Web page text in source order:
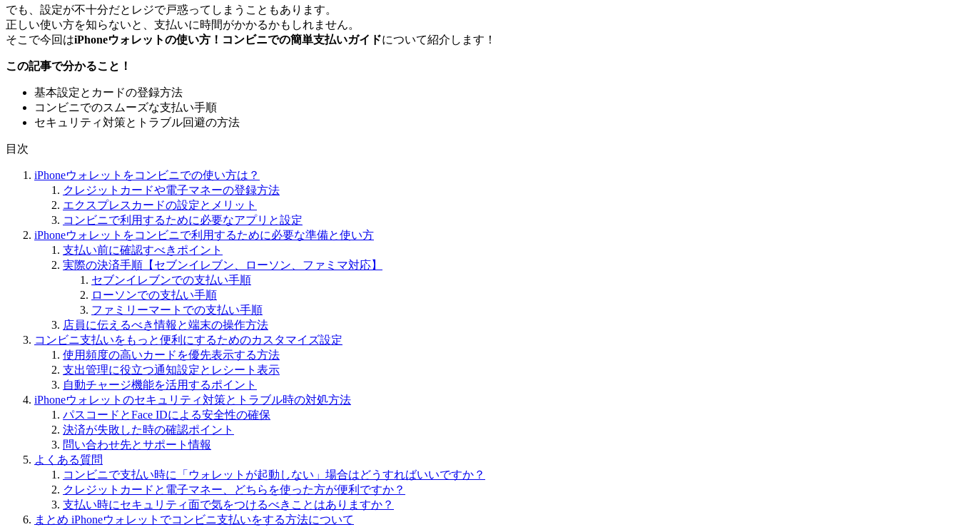
でも、設定が不十分だとレジで戸惑ってしまうこともあります。
正しい使い方を知らないと、支払いに時間がかかるかもしれません。
そこで今回はiPhoneウォレットの使い方！コンビニでの簡単支払いガイドについて紹介します！
この記事で分かること！
基本設定とカードの登録方法
コンビニでのスムーズな支払い手順
セキュリティ対策とトラブル回避の方法
目次
iPhoneウォレットをコンビニでの使い方は？
クレジットカードや電子マネーの登録方法
エクスプレスカードの設定とメリット
コンビニで利用するために必要なアプリと設定
iPhoneウォレットをコンビニで利用するために必要な準備と使い方
支払い前に確認すべきポイント
実際の決済手順【セブンイレブン、ローソン、ファミマ対応】
セブンイレブンでの支払い手順
ローソンでの支払い手順
ファミリーマートでの支払い手順
店員に伝えるべき情報と端末の操作方法
コンビニ支払いをもっと便利にするためのカスタマイズ設定
使用頻度の高いカードを優先表示する方法
支出管理に役立つ通知設定とレシート表示
自動チャージ機能を活用するポイント
iPhoneウォレットのセキュリティ対策とトラブル時の対処方法
パスコードとFace IDによる安全性の確保
決済が失敗した時の確認ポイント
問い合わせ先とサポート情報
よくある質問
コンビニで支払い時に「ウォレットが起動しない」場合はどうすればいいですか？
クレジットカードと電子マネー、どちらを使った方が便利ですか？
支払い時にセキュリティ面で気をつけるべきことはありますか？
まとめ iPhoneウォレットでコンビニ支払いをする方法について